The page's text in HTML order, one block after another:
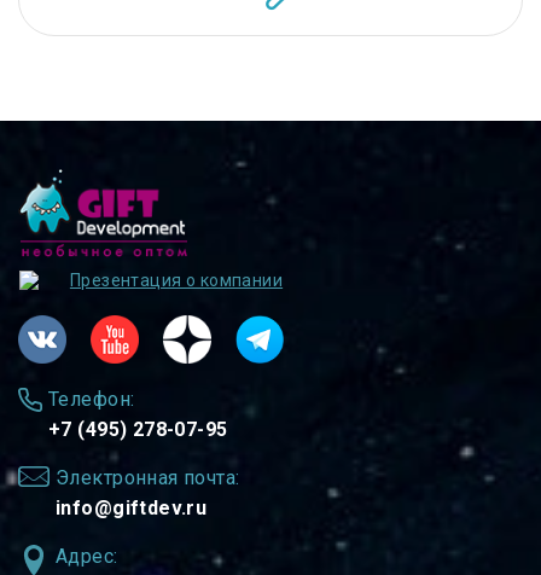
Презентация о компании
Телефон:
+7 (495) 278-07-95
Электронная почта:
info@giftdev.ru
Адрес: